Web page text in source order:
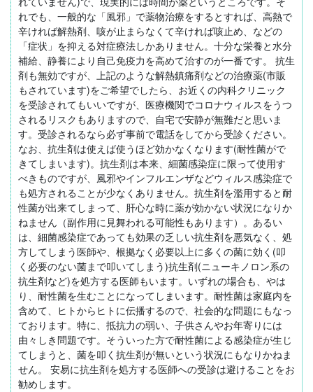
れでも、一般的な「風邪」で薬物治療をするとすれば、高熱で
辛ければ解熱剤、咳が止まらなくて辛ければ咳止め、などの
「症状」を抑える対症療法しかありません。十分な栄養と水分
補給、静養により自己免疫力を高めて治すのが一番です。 抗生
剤も無効ですが、上記のような解熱鎮痛剤などの治療薬(市販
もされています)をご希望でしたら、お近くの内科クリニック
を受診されてもいいですが、医療機関でコロナウィルスをうつ
されるリスクもありますので、自宅で安静が無難だと思いま
す。受診されるなら必ず事前で電話をしてから受診ください。
なお、抗生剤は使えば使うほど効かなくなります(耐性菌がで
きてしまいます)。抗生剤は本来、細菌感染症に限って使用す
べきものですが、風邪やインフルエンザなどウィルス感染症で
も処方されることが少なくありません。抗生剤を濫用すると耐
性菌が出来てしまって、肝心な時に薬が効かない状況になりか
ねません（副作用に見舞われる可能性もあります）。あるい
は、細菌感染症であっても効果の乏しい抗生剤を悪気なく、処
方してしまう医師や、根拠なく必要以上に多くの菌に効く(叩
く必要のない菌まで叩いてしまう)抗生剤(ニューキノロン系の
抗生剤など)を処方する医師もいます。いずれの場合も、やは
り、耐性菌を生むことになってしまいます。耐性菌は家庭内を
含めて、ヒトからヒトに伝播するので、社会的な問題にもなっ
ております。特に、抵抗力の弱い、子供さんやお年寄りには
由々しき問題です。そういった方で耐性菌による感染症が生じ
てしまうと、菌を叩く抗生剤が無いという状況にもなりかねま
せん。 安易に抗生剤を処方する医師への受診は避けることをお
勧めします。